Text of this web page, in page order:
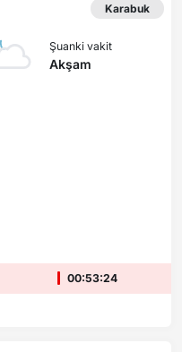
Karabuk
Şuanki vakit
Akşam
00:53:22